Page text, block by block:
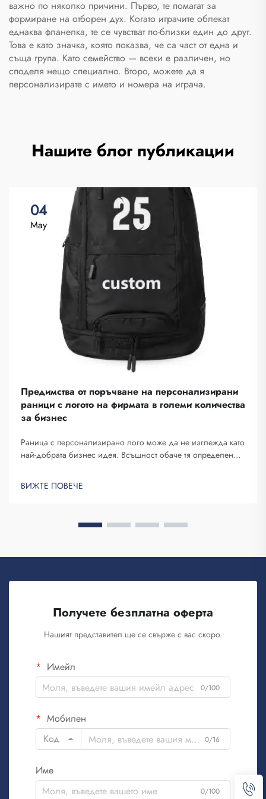
за пътуване
важно по няколко причини. Първо, те помагат за
формиране на отборен дух. Когато играчите облекат
еднаква фланелка, те се чувстват по-близки един до друг.
Това е като значка, която показва, че са част от една и
съща група. Като семейство — всеки е различен, но
споделя нещо специално. Второ, можете да я
персонализирате с името и номера на играча.
Нашите блог публикации
04
May
Предимства от поръчване на персонализирани
раници с логото на фирмата в големи количества
за бизнес
Раница с персонализирано лого може да не изглежда като
най-добрата бизнес идея. Всъщност обаче тя определено
компания, която поръчва такива раници в големи
количества и ги предоставя с цел създаване на известност
ВИЖТЕ ПОВЕЧЕ
Получете безплатна оферта
Нашият представител ще се свърже с вас скоро.
Имейл
0/100
Мобилен
Код
0/16
Име
0/100